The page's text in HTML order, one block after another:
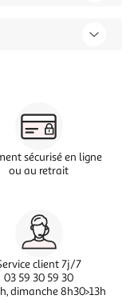
sécurisé en ligne
ou au retrait
client 7j/7
03 59 30 59 30
dimanche 8h30>13h